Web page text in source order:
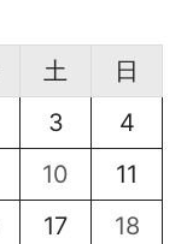
土
日
3
4
10
11
17
18